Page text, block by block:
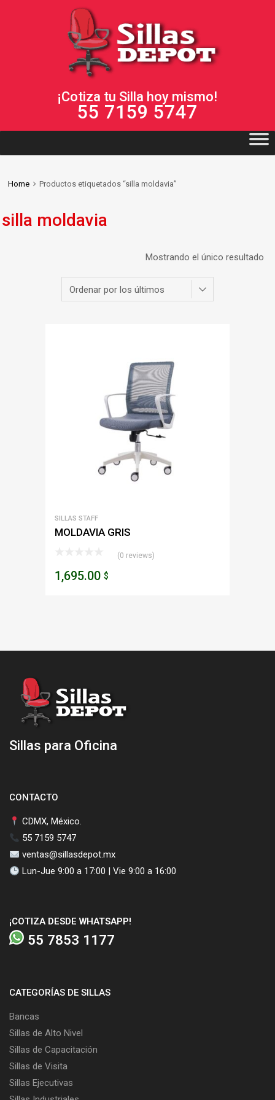
¡Cotiza tu Silla hoy mismo!
55 7159 5747
Home Productos etiquetados “silla moldavia”
silla moldavia
Mostrando el único resultado
SILLAS STAFF
MOLDAVIA GRIS
(0 reviews)
1,695.00 $
Sillas para Oficina
CONTACTO
CDMX, México.
55 7159 5747
ventas@sillasdepot.mx
Lun-Jue 9:00 a 17:00 | Vie 9:00 a 16:00
¡COTIZA DESDE WHATSAPP!
55 7853 1177
CATEGORÍAS DE SILLAS
Bancas
Sillas de Alto Nivel
Sillas de Capacitación
Sillas de Visita
Sillas Ejecutivas